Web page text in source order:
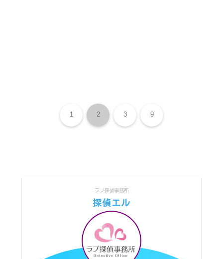
1 2 3 9
ラブ探偵事務所
探偵エル